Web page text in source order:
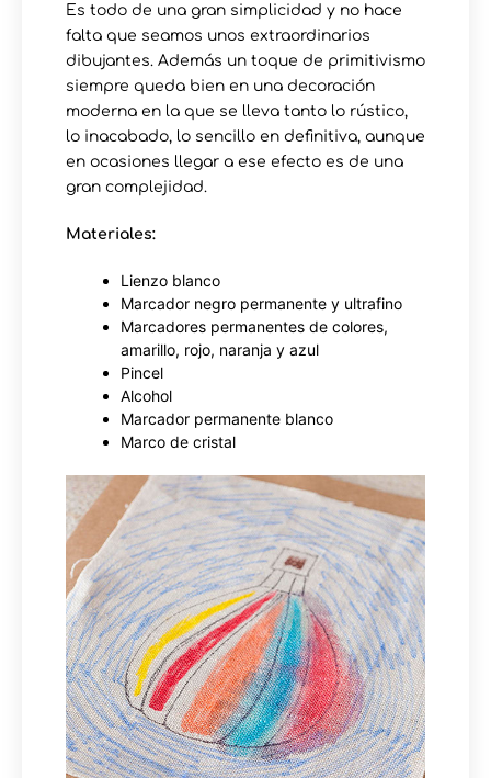
Es todo de una gran simplicidad y no hace
falta que seamos unos extraordinarios
dibujantes. Además un toque de primitivismo
siempre queda bien en una decoración
moderna en la que se lleva tanto lo rústico,
lo inacabado, lo sencillo en definitiva, aunque
en ocasiones llegar a ese efecto es de una
gran complejidad.
Materiales:
Lienzo blanco
Marcador negro permanente y ultrafino
Marcadores permanentes de colores,
amarillo, rojo, naranja y azul
Pincel
Alcohol
Marcador permanente blanco
Marco de cristal